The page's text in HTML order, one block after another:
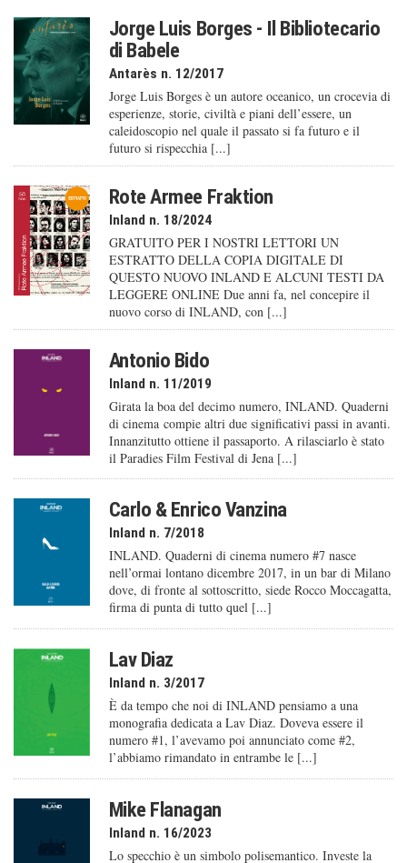
Jorge Luis Borges - Il Bibliotecario
di Babele
Antarès n. 12/2017
Jorge Luis Borges è un autore oceanico, un crocevia di
esperienze, storie, civiltà e piani dell’essere, un
caleido­scopio nel quale il passato si fa futuro e il
futuro si rispecchia [...]
Rote Armee Fraktion
Inland n. 18/2024
GRATUITO PER I NOSTRI LETTORI UN
ESTRATTO DELLA COPIA DIGITALE DI
QUESTO NUOVO INLAND E ALCUNI TESTI DA
LEGGERE ONLINE Due anni fa, nel concepire il
nuovo corso di INLAND, con [...]
Antonio Bido
Inland n. 11/2019
Girata la boa del decimo numero, INLAND. Quaderni
di cinema compie altri due significativi passi in avanti.
Innanzitutto ottiene il passaporto. A rilasciarlo è stato
il Paradies Film Festival di Jena [...]
Carlo & Enrico Vanzina
Inland n. 7/2018
INLAND. Quaderni di cinema numero #7 nasce
nell’ormai lontano dicembre 2017, in un bar di Milano
dove, di fronte al sottoscritto, siede Rocco Moccagatta,
firma di punta di tutto quel [...]
Lav Diaz
Inland n. 3/2017
È da tempo che noi di INLAND pensiamo a una
monografia dedicata a Lav Diaz. Doveva essere il
numero #1, l’avevamo poi annunciato come #2,
l’abbiamo rimandato in entrambe le [...]
Mike Flanagan
Inland n. 16/2023
Lo specchio è un simbolo polisemantico. Investe la